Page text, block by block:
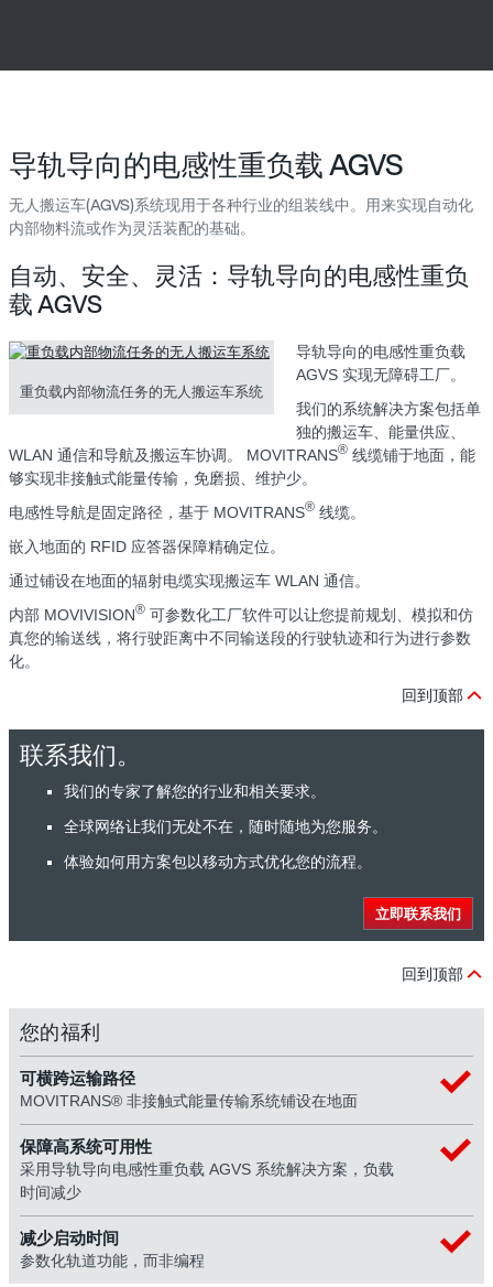
导轨导向的电感性重负载 AGVS
无人搬运车(AGVS)系统现用于各种行业的组装线中。用来实现自动化
内部物料流或作为灵活装配的基础。
自动、安全、灵活：导轨导向的电感性重负
载 AGVS
重负载内部物流任务的无人搬运车系统
导轨导向的电感性重负载
AGVS 实现无障碍工厂。
我们的系统解决方案包括单
独的搬运车、能量供应、
WLAN 通信和导航及搬运车协调。 MOVITRANS® 线缆铺于地面，能
够实现非接触式能量传输，免磨损、维护少。
电感性导航是固定路径，基于 MOVITRANS® 线缆。
嵌入地面的 RFID 应答器保障精确定位。
通过铺设在地面的辐射电缆实现搬运车 WLAN 通信。
内部 MOVIVISION® 可参数化工厂软件可以让您提前规划、模拟和仿
真您的输送线，将行驶距离中不同输送段的行驶轨迹和行为进行参数
化。
回到顶部
联系我们。
我们的专家了解您的行业和相关要求。
全球网络让我们无处不在，随时随地为您服务。
体验如何用方案包以移动方式优化您的流程。
立即联系我们
回到顶部
您的福利
可横跨运输路径
MOVITRANS® 非接触式能量传输系统铺设在地面
保障高系统可用性
采用导轨导向电感性重负载 AGVS 系统解决方案，负载
时间减少
减少启动时间
参数化轨道功能，而非编程